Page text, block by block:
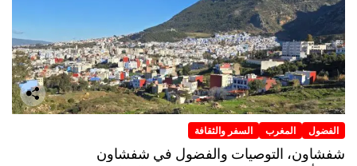
الفضول المغرب السفر والثقافة
شفشاون، التوصيات والفضول في شفشاون